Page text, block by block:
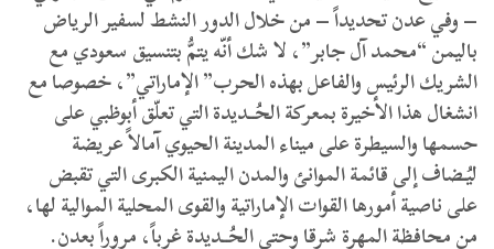
– وفي عدن تحديداً – من خلال الدور النشط لسفير الرياض
باليمن “محمد آل جابر”، لا شك أنّه يتمُّ بتنسيق سعودي مع
الشريك الرئيس والفاعل بهذه الحرب” الإماراتي”، خصوصا مع
انشغال هذا الأخيرة بمعركة الحُــديدة التي تعلّق أبوظبي على
حسمها والسيطرة على ميناء المدينة الحيوي آمالاً عريضة
ليُـضاف إلى قائمة الموانئ والمدن اليمنية الكبرى التي تقبض
على ناصية أمورها القوات الإماراتية والقوى المحلية الموالية لها،
من محافظة المهرة شرقا وحتى الحُــديدة غرباً، مروراً بعدن.